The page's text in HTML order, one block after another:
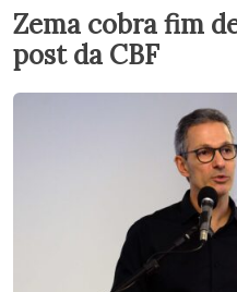
Zema cobra fim
post da CBF